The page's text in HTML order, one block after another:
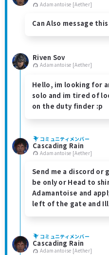
Adamantoise [Aether]
Can Also message
Riven Sov
Adamantoise [Aether]
Hello, im looking for
solo and im tired of
on the duty finder :p
コミュニティメンバー
Cascading Rain
Adamantoise [Aether]
Send me a discord or
be only or Head to
Adamantoise and
left of the gate and
コミュニティメンバー
Cascading Rain
Adamantoise [Aether]